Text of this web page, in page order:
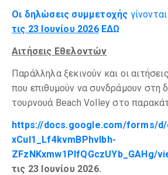
Οι δηλώσεις συμμετοχής γίνονται
τις 23 Ιουνίου 2026ΕΔΩ
Αιτήσεις Εθελοντών
Παράλληλα ξεκινούν και οι
που επιθυμούν να συνδράμουν στη
τουρνουά Beach Volley στο
https://docs.google.com/forms/d/
xCuI1_Lf4kvmBPhvIbh-
ZFzNKxmw1PlfQGczUYb_GAHg/
τις 23 Ιουνίου 2026.